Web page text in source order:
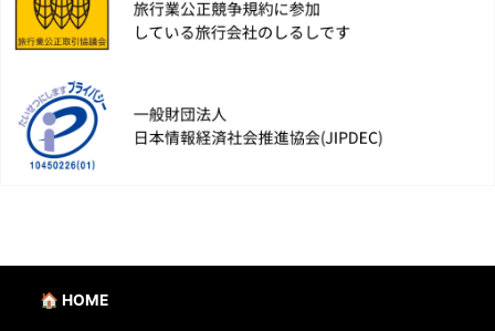
🏠 HOME